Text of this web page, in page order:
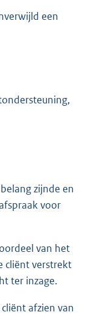
een
zijnde en
voor
van het
cliënt verstrekt
ter inzage.
afzien van